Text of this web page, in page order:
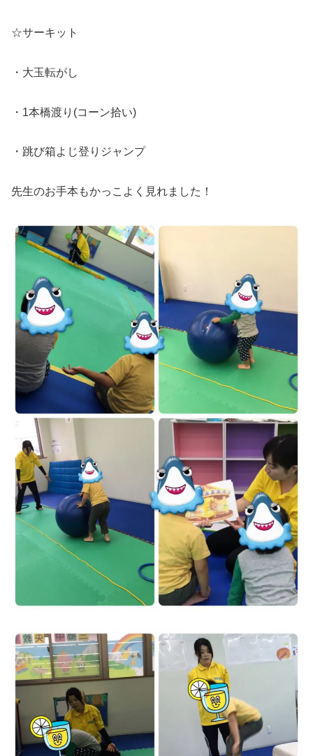
☆サーキット
・大玉転がし
・1本橋渡り(コーン拾い)
・跳び箱よじ登りジャンプ
先生のお手本もかっこよく見れました！